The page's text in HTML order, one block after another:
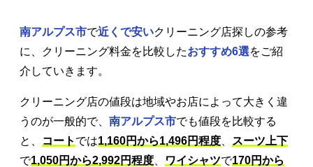
南アルプス市で近くで安いクリーニング店探しの参考
に、クリーニング料金を比較したおすすめ6選をご紹
介していきます。
クリーニング店の値段は地域やお店によって大きく違
うのが一般的で、 南アルプス市でも値段を比較する
と、
コート では1,160円から1,496円程度
スーツ上下
で1,050円から2,992円程度 ワイシャツで170円から